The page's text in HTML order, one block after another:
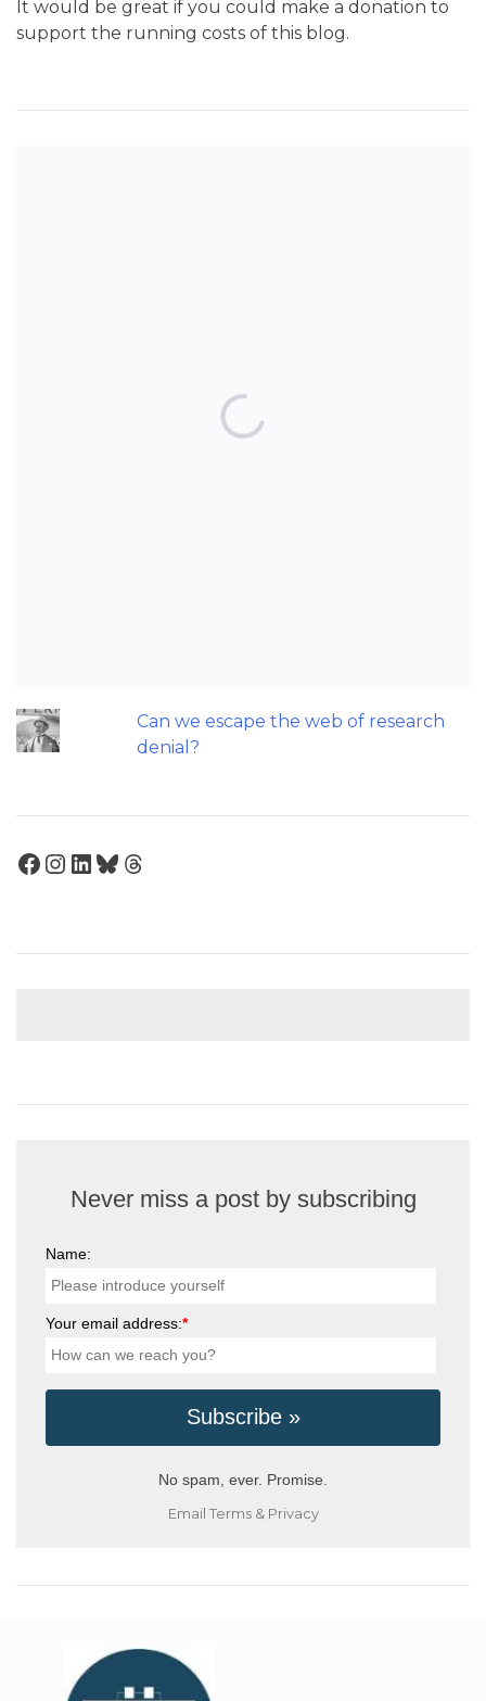
It would be great if you could make a donation to
support the running costs of this blog.
TOP POSTS & PAGES
Can AI really be used for orthodontic
Can we escape the web of research
denial?
Facebook
Instagram
LinkedIn
Bluesky
Threads
Never miss a post by subscribing
Name:
Your email address:*
No spam, ever. Promise.
Email Terms& Privacy